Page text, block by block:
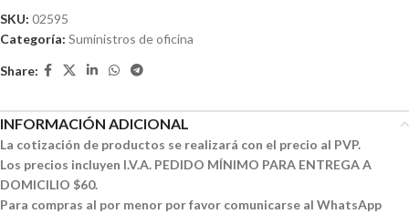
SKU: 02595
Categoría: Suministros de oficina
Share:
INFORMACIÓN ADICIONAL
La cotización de productos se realizará con el precio al PVP.
Los precios incluyen I.V.A. PEDIDO MÍNIMO PARA ENTREGA A
DOMICILIO $60.
Para compras al por menor por favor comunicarse al WhatsApp